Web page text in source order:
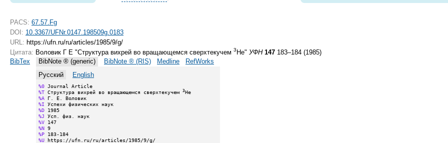
PACS: 67.57.Fg
DOI: 10.3367/UFNr.0147.198509g.0183
URL: https://ufn.ru/ru/articles/1985/9/g/
Цитата: Воловик Г Е "Структура вихрей во вращающемся сверхтекучем 3Не" УФН 147 183–184 (1985)
BibTex
BibNote ® (generic) BibNote ® (RIS) Medline
RefWorks
Русский
English
%0
%T Структура вихрей во вращающемся сверхтекучем 3
%A
%I
%D
%J
%V
%N
%P
%U